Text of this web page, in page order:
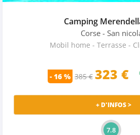
Camping
Corse - San
Mobil home - Terrasse -
- 16 % 385 € 323 €
+ D'INFOS >
7.8